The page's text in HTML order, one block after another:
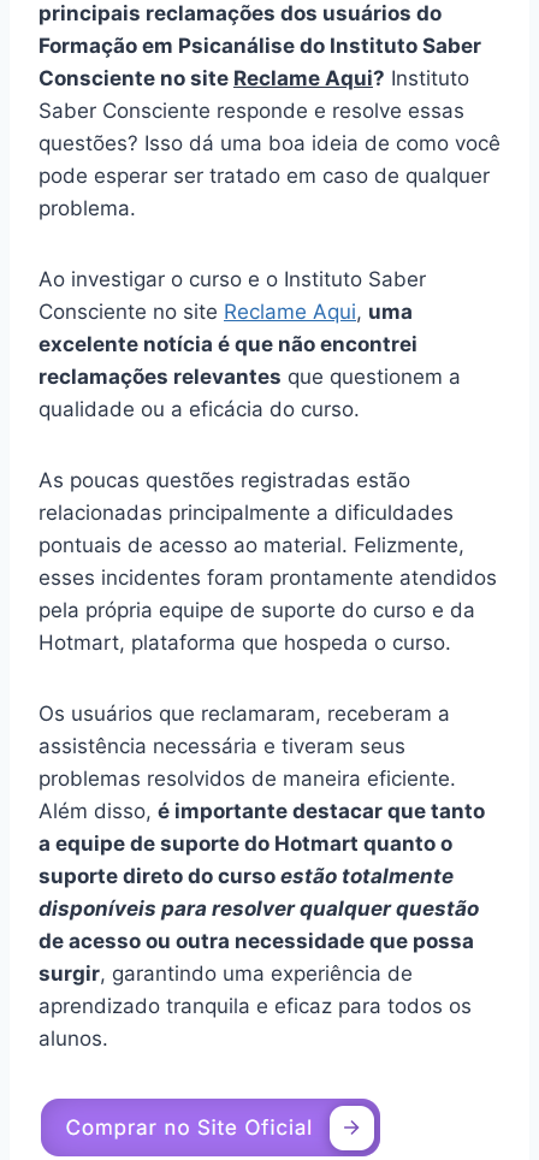
principais reclamações dos usuários do
Formação em Psicanálise do Instituto Saber
Consciente no site Reclame Aqui? Instituto
Saber Consciente responde e resolve essas
questões? Isso dá uma boa ideia de como você
pode esperar ser tratado em caso de qualquer
problema.
Ao investigar o curso e o Instituto Saber
Consciente no site Reclame Aqui, uma
excelente notícia é que não encontrei
reclamações relevantes que questionem a
qualidade ou a eficácia do curso.
As poucas questões registradas estão
relacionadas principalmente a dificuldades
pontuais de acesso ao material. Felizmente,
esses incidentes foram prontamente atendidos
pela própria equipe de suporte do curso e da
Hotmart, plataforma que hospeda o curso.
Os usuários que reclamaram, receberam a
assistência necessária e tiveram seus
problemas resolvidos de maneira eficiente.
Além disso, é importante destacar que tanto
a equipe de suporte do Hotmart quanto o
suporte direto do curso estão totalmente
disponíveis para resolver qualquer questão
de acesso ou outra necessidade que possa
surgir, garantindo uma experiência de
aprendizado tranquila e eficaz para todos os
alunos.